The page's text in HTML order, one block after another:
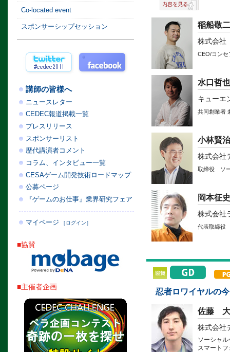
稲船敬二
株式会
CEO/コンセ
水口哲也
キューエ
共同創業者
小林賢治
株式会社
取締役 ソ
岡本征
株式会社
代表取締役
忍者ロワイヤルの
佐藤
株式会社
ソーシャ
スマート
Co-located event
スポンサーシップセッション
講師の皆様へ
ニュースレター
CEDEC報道掲載一覧
プレスリリース
スポンサーリスト
歴代講演者コメント
コラム、インタビュー一覧
CESAゲーム開発技術ロードマップ
公募ページ
『ゲームのお仕事』業界研究フェア
マイページ ［ログイン］
■協賛
■主催者企画